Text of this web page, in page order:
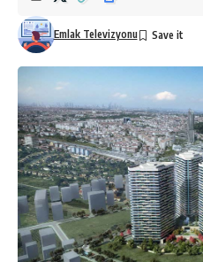
Emlak Televizyonu